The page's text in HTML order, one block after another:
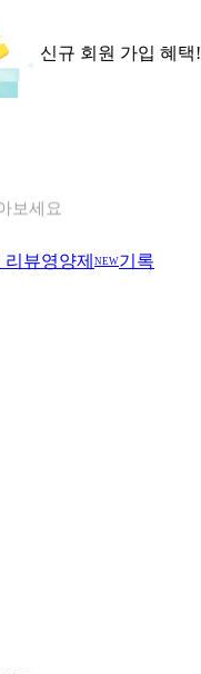
신규 회원 가입 혜택!
리뷰영양제 NEW기록